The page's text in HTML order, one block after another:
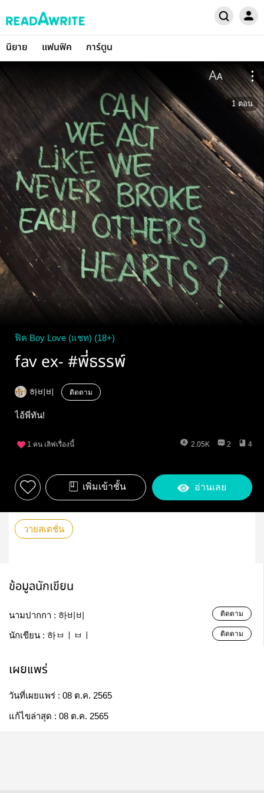
นิยาย แฟนฟิค การ์ตูน
1 ตอน
ฟิค Boy Love (แชท) (18+)
fav ex- #พี่ธรรพ์
하비비 ติดตาม
ไอ้พี่ทัน!
1 คน เลิฟเรื่องนี้ 2.05K 2 4
เพิ่มเข้าชั้น อ่านเลย
วายสเตชั่น
ข้อมูลนักเขียน
นามปากกา : 하비비 ติดตาม
นักเขียน : 하ㅂㅣㅂㅣ ติดตาม
เผยแพร่
วันที่เผยแพร่ : 08 ต.ค. 2565
แก้ไขล่าสุด : 08 ต.ค. 2565